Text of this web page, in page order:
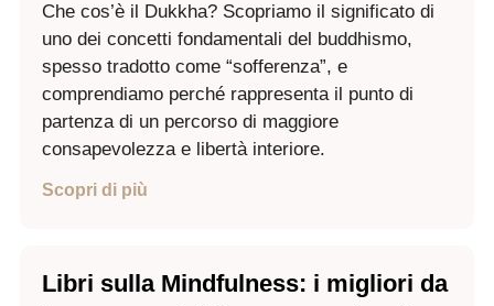
Che cos’è il Dukkha? Scopriamo il significato di
uno dei concetti fondamentali del buddhismo,
spesso tradotto come “sofferenza”, e
comprendiamo perché rappresenta il punto di
partenza di un percorso di maggiore
consapevolezza e libertà interiore.
Scopri di più
Libri sulla Mindfulness: i migliori da